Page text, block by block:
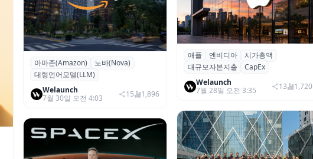
아마존, 자체 AI 모델 ‘노바(Nova)’
대폭 축소…“최고 우선순위”에 집
중
아마존(Amazon)
노바(Nova)
대형언어모델(LLM)
Welaunch
7월 30일 오전 4:03
15 1,896
애플, 15개월 만에 글로벌 시총 1위
재탈환…엔비디아 제쳐
애플 엔비디아
시가총액
대규모자본지출
CapEx
Welaunch
7월 28일 오전 3:35
13 1,720